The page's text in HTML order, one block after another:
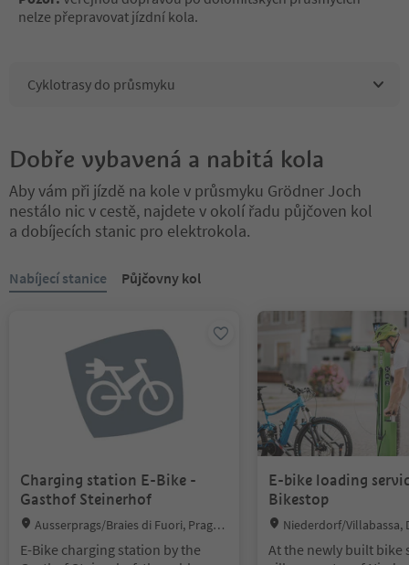
nelze přepravovat jízdní kola.
Cyklotrasy do průsmyku
Dobře vybavená a nabitá kola
Aby vám při jízdě na kole v průsmyku Grödner Joch
nestálo nic v cestě, najdete v okolí řadu půjčoven kol
a dobíjecích stanic pro elektrokola.
Nacházíte se na tabulkovém posuvníku. Vyberte kartu pro
Nabíjecí stanice Půjčovny kol
Charging station E-Bike -
Gasthof Steinerhof
Location:
Ausserprags/Braies di Fuori, Prags/
E-Bike charging station by the
E-bike loading
Bikestop
Location:
Niederdorf/Villabassa,
At the newly built bike